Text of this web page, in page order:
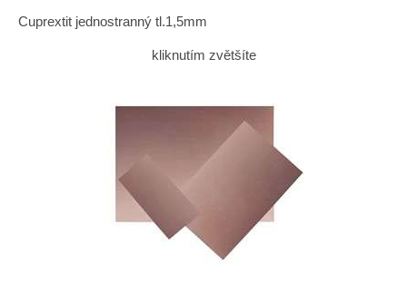
Cuprextit jednostranný tl.1,5mm
kliknutím zvětšíte